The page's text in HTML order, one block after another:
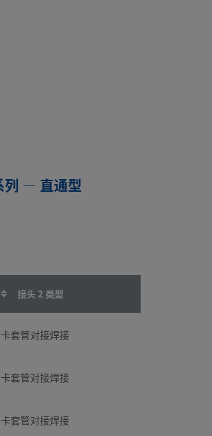
列 — 直通型
接头 2 类型
卡套管对接焊接
卡套管对接焊接
卡套管对接焊接